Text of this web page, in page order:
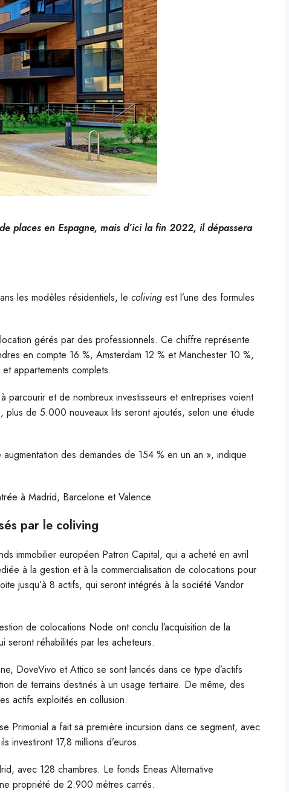
places en Espagne, mais d’ici la fin 2022, il dépassera
les modèles résidentiels, le coliving est l’une des formules
gérés par des professionnels. Ce chiffre représente
en compte 16 %, Amsterdam 12 % et Manchester 10 %,
appartements complets.
et de nombreux investisseurs et entreprises voient
de 5.000 nouveaux lits seront ajoutés, selon une étude
des demandes de 154 % en un an », indique
à Madrid, Barcelone et Valence.
par le coliving
immobilier européen Patron Capital, qui a acheté en avril
à la gestion et à la commercialisation de colocations pour
jusqu’à 8 actifs, qui seront intégrés à la société Vandor
de colocations Node ont conclu l’acquisition de la
seront réhabilités par les acheteurs.
DoveVivo et Attico se sont lancés dans ce type d’actifs
de terrains destinés à un usage tertiaire. De même, des
actifs exploités en collusion.
Primonial a fait sa première incursion dans ce segment, avec
investiront 17,8 millions d’euros.
avec 128 chambres. Le fonds Eneas Alternative
propriété de 2.900 mètres carrés.